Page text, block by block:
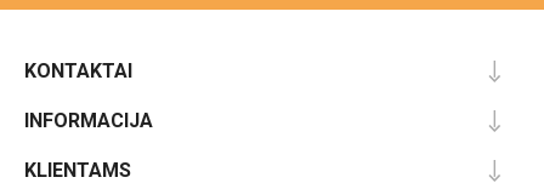
KONTAKTAI
INFORMACIJA
KLIENTAMS